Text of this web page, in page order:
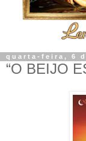
quarta-feira, 6
“O BEIJO